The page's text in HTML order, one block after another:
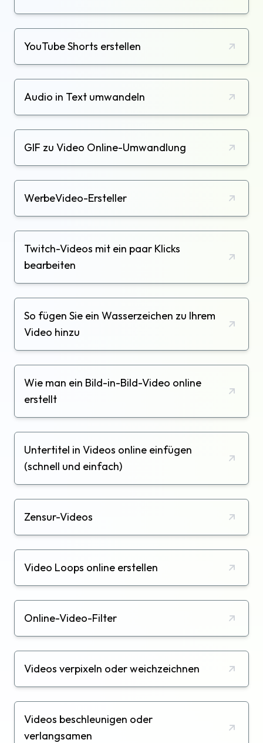
YouTube Shorts erstellen
Audio in Text umwandeln
GIF zu Video Online-Umwandlung
WerbeVideo-Ersteller
Twitch-Videos mit ein paar Klicks
bearbeiten
So fügen Sie ein Wasserzeichen zu Ihrem
Video hinzu
Wie man ein Bild-in-Bild-Video online
erstellt
Untertitel in Videos online einfügen
(schnell und einfach)
Zensur-Videos
Video Loops online erstellen
Online-Video-Filter
Videos verpixeln oder weichzeichnen
Videos beschleunigen oder
verlangsamen